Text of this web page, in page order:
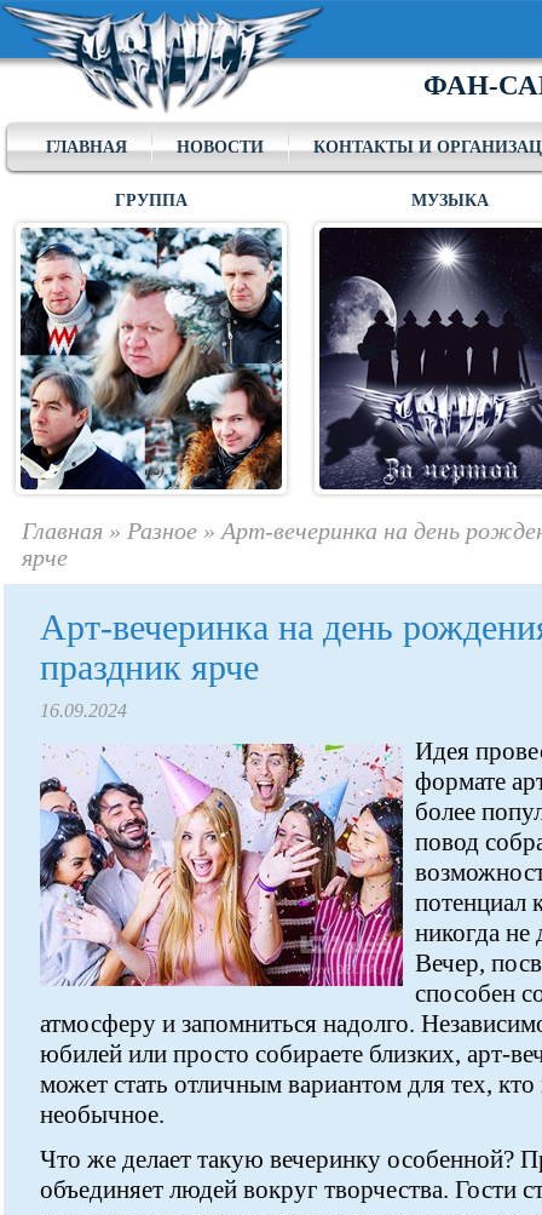
ФАН-
ГЛАВНАЯ НОВОСТИ КОНТАКТЫ И
ГРУППА МУЗЫКА
Главная » Разное » Арт-вечеринка на день
ярче
Арт-вечеринка на день
праздник ярче
16.09.2024
Идея
формате
более
повод
потенциал
никогда не
Вечер,
способен
атмосферу и запомниться надолго.
юбилей или просто собираете близких, арт-
может стать отличным вариантом для тех,
необычное.
Что же делает такую вечеринку особенной?
объединяет людей вокруг творчества. Гости